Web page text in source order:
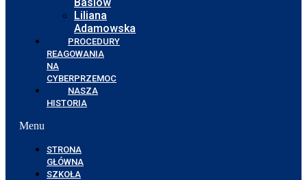
Liliana
Adamowska
PROCEDURY
REAGOWANIA
NA
CYBERPRZEMOC
NASZA
HISTORIA
Menu
STRONA
GŁÓWNA
SZKOŁA